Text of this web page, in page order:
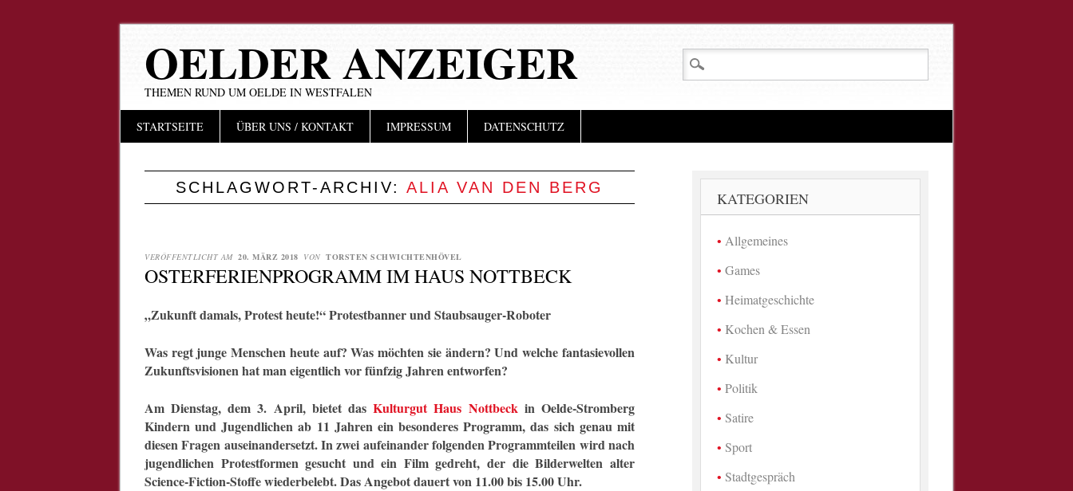
OELDER ANZEIGER
THEMEN RUND UM OELDE IN WESTFALEN
Hauptmenü
InhaltSTARTSEITE ÜBER UNS / KONTAKT IMPRESSUM DATENSCHUTZ
SCHLAGWORT-ARCHIV: ALIA VAN DEN BERG
VERÖFFENTLICHT AM 20. MÄRZ 2018 VON TORSTEN SCHWICHTENHÖVEL
OSTERFERIENPROGRAMM IM HAUS NOTTBECK
„Zukunft damals, Protest heute!“ Protestbanner und Staubsauger-Roboter
Was regt junge Menschen heute auf? Was möchten sie ändern? Und welche fantasievollen
Zukunftsvisionen hat man eigentlich vor fünfzig Jahren entworfen?
Am Dienstag, dem 3. April, bietet dasKulturgut Haus Nottbeckin Oelde-Stromberg
Kindern und Jugendlichen ab 11 Jahren ein besonderes Programm, das sich genau mit
diesen Fragen auseinandersetzt. In zwei aufeinander folgenden Programmteilen wird nach
jugendlichen Protestformen gesucht und ein Film gedreht, der die Bilderwelten alter
Science-Fiction-Stoffe wiederbelebt. Das Angebot dauert von 11.00 bis 15.00 Uhr.
KATEGORIEN
Allgemeines
Games
Heimatgeschichte
Kochen & Essen
Kultur
Politik
Satire
Sport
Stadtgespräch